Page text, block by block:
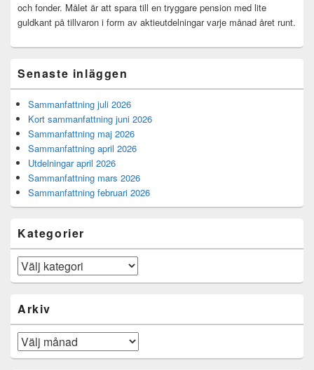
och fonder. Målet är att spara till en tryggare pension med lite
guldkant på tillvaron i form av aktieutdelningar varje månad året runt.
Senaste inläggen
Sammanfattning juli 2026
Kort sammanfattning juni 2026
Sammanfattning maj 2026
Sammanfattning april 2026
Utdelningar april 2026
Sammanfattning mars 2026
Sammanfattning februari 2026
Kategorier
Kategorier
Arkiv
Arkiv